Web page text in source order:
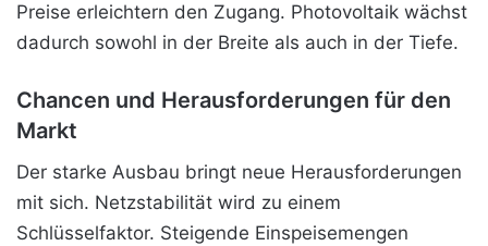
Preise erleichtern den Zugang. Photovoltaik wächst
dadurch sowohl in der Breite als auch in der Tiefe.
Chancen und Herausforderungen für den
Markt
Der starke Ausbau bringt neue Herausforderungen
mit sich. Netzstabilität wird zu einem
Schlüsselfaktor. Steigende Einspeisemengen